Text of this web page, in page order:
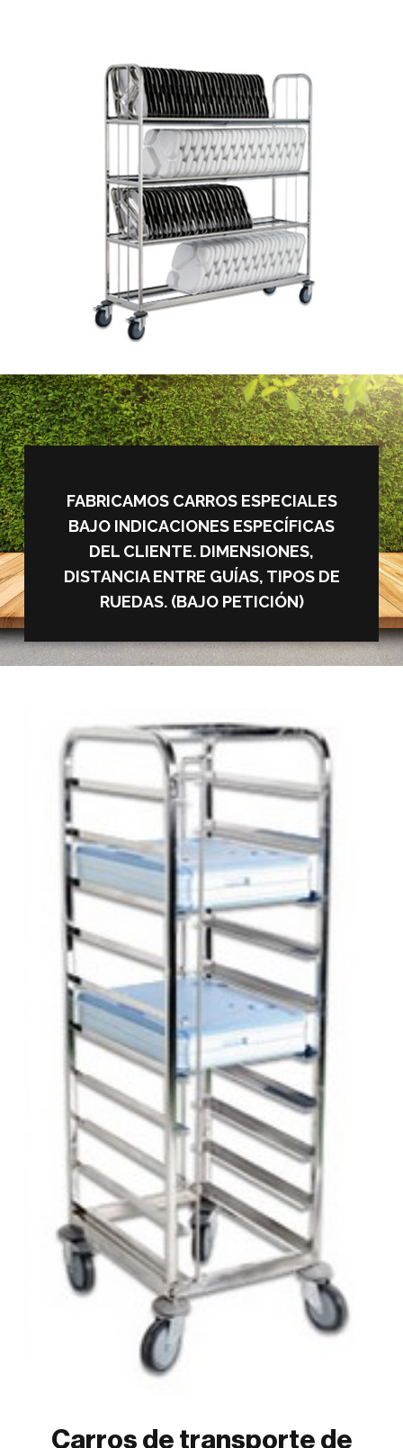
FABRICAMOS CARROS ESPECIALES
BAJO INDICACIONES ESPECÍFICAS
DEL CLIENTE. DIMENSIONES,
DISTANCIA ENTRE GUÍAS, TIPOS DE
RUEDAS. (BAJO PETICIÓN)
Carros de transporte de